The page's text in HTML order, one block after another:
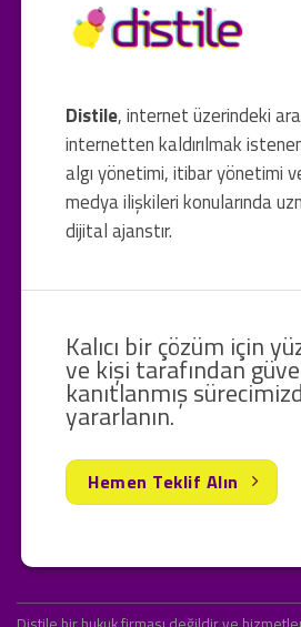
Distile, internet üzerindeki
internetten kaldırılmak
algı yönetimi, itibar yönetimi
medya ilişkileri konularında
dijital ajanstır.
Kalıcı bir çözüm için
ve kişi tarafından
kanıtlanmış
yararlanın.
Hemen Teklif Alın